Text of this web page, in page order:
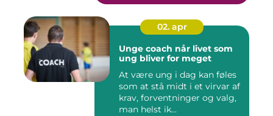
02. apr
Unge coach når livet som
ung bliver for meget
At være ung i dag kan føles
som at stå midt i et virvar af
krav, forventninger og valg,
man helst ik...